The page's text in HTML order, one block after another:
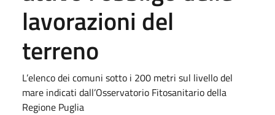
lavorazioni del
terreno
L’elenco dei comuni sotto i 200 metri sul livello del
mare indicati dall’Osservatorio Fitosanitario della
Regione Puglia